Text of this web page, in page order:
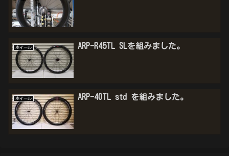
ホイール ARP-R45TL SLを組みました。
ホイール ARP-40TL std を組みました。